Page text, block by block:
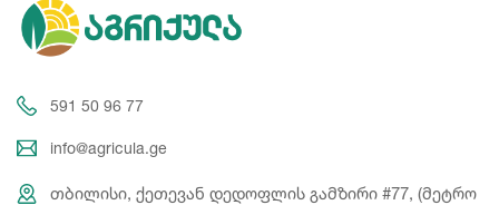
591 50 96 77
info@agricula.ge
თბილისი, ქეთევან დედოფლის გამზირი #77, (მეტრო